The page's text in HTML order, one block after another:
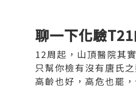
聊一下化驗
12周起，山頂醫院其
只幫你檢有沒有唐氏之
高齡也好，高危也罷